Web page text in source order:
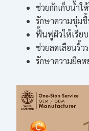
ช่วยกักเก็บน้ำใ
รักษาความชุ่ม
ฟื้นฟูผิวให้เรีย
ช่วยลดเลือนริ้ว
รักษาความยืด